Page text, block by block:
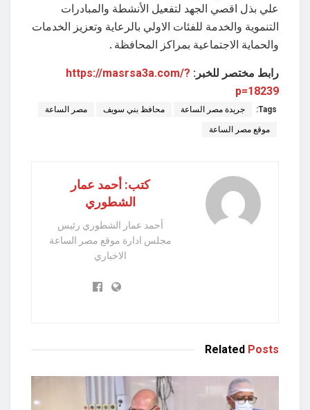
علي بذل اقصي الجهد لتفعيل الأنشطة والمبادرات
التنموية والخدمة للفئات الاولي بالرعاية وتعزيز الخدمات
والحماية الاجتماعية بمراكز المحافظة .
رابط مختصر للخبر: https://masrsa3a.com/?
p=18239
Tags: جريدة مصر الساعة محافظ بني سويف مصر الساعة
موقع مصر الساعة
كتب: أحمد عمار
الشطوري
أحمد عمار الشطوري رئيس
مجلس ادارة موقع مصر الساعة
الاخباري
Related Posts